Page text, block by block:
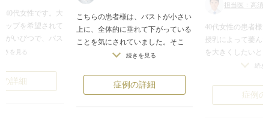
40代女性です。大
ップを希望されて
がいびつで、バス
さく皮膚が薄かっ
りのある、豊かな
右が揃い、きれい
きを見る
詳細
こちらの患者様は、バストが小さい
上に、全体的に垂れて下がっている
ことを気にされていました。そこ
で、シリコンプロテーゼを挿入する
体内に挿入するシリコンプロテーゼ
は、およそ100種類のサイズや形の
中から、患者様のご要望に一番近い
続きを見る
症例の詳細
担当医：高須
40代女性の患者様
授乳によって萎ん
を大きくしたいと
痩せている方で、
く、バストの膨ら
続き
症例